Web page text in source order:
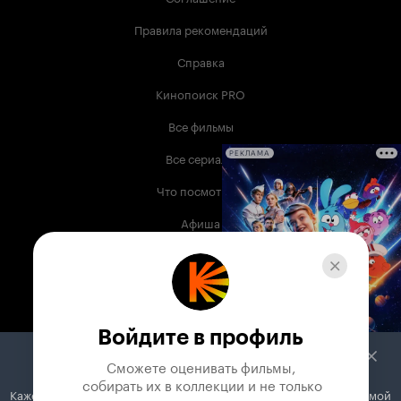
Правила рекомендаций
Справка
Кинопоиск PRO
Все фильмы
Все сериалы
Что посмотреть
Афиша
Музыка
Телепрограмма
Служба поддержки
РЕКЛАМА
Войдите в профиль
Сможете оценивать фильмы,
собирать их в коллекции и не только
Кажется, вы используете блокировщик рекламы. Вместе с рекламой